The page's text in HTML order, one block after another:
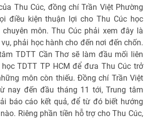
Thu Cúc, đồng chí Trần Việt Phường
điều kiện thuận lợi cho Thu Cúc học
môn. Thu Cúc phải xem đây là
phải học hành cho đến nơi đến chốn.
TDTT Cần Thơ sẽ làm đầu mối liên
TDTT TP HCM để đưa Thu Cúc trở
môn còn thiếu. Đồng chí Trần Việt
nay đến đầu tháng 11 tới, Trung tâm
báo cáo kết quả, để từ đó biết hướng
Riêng phần tiền hỗ trợ cho Thu Cúc,